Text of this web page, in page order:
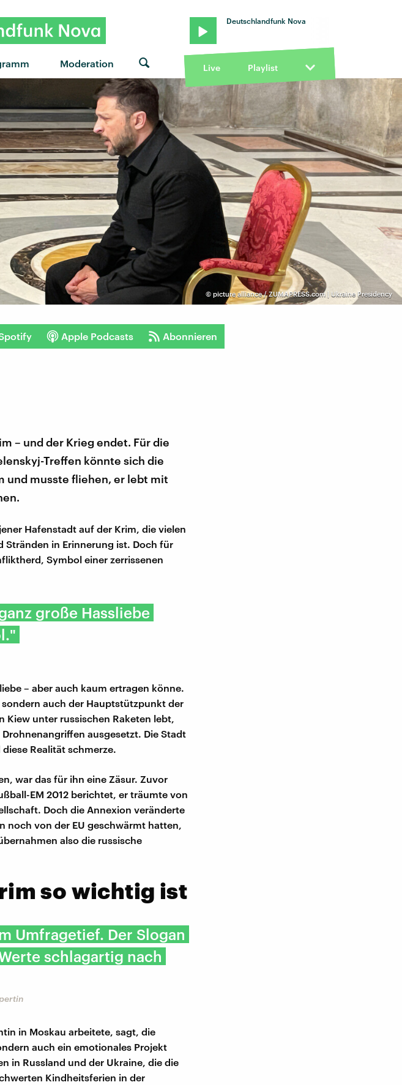
Moderation
Deutschlandfunk Nova
Live Playlist
© picture alliance / ZUMAPRESS.com | Ukraine Presidency
Apple Podcasts Abonnieren
– und der Krieg endet. Für die
Treffen könnte sich die
und musste fliehen, er lebt mit
Hafenstadt auf der Krim, die vielen
Stränden in Erinnerung ist. Doch für
Symbol einer zerrissenen
große Hassliebe
– aber auch kaum ertragen könne.
auch der Hauptstützpunkt der
Kiew unter russischen Raketen lebt,
ausgesetzt. Die Stadt
Realität schmerze.
war das für ihn eine Zäsur. Zuvor
EM 2012 berichtet, er träumte von
Doch die Annexion veränderte
noch von der EU geschwärmt hatten,
also die russische
so wichtig ist
Umfragetief. Der Slogan
schlagartig nach
in Moskau arbeitete, sagt, die
auch ein emotionales Projekt
in Russland und der Ukraine, die die
Kindheitsferien in der